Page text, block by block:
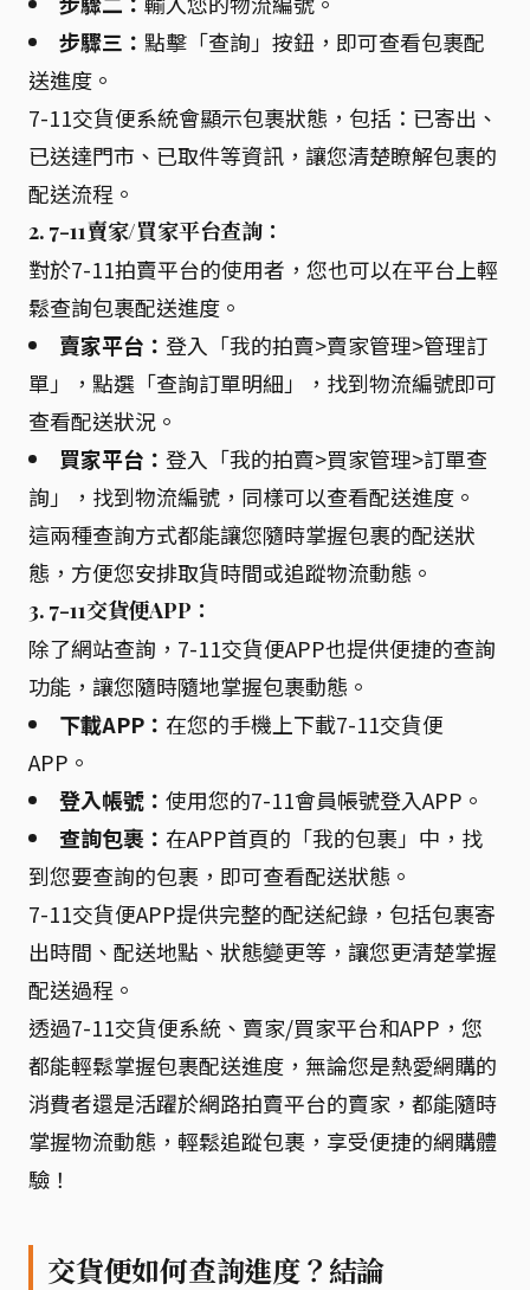
步驟三： 點擊「查詢」按鈕，即可查看包裹配
送進度。
7-11交貨便系統會顯示包裹狀態，包括：已寄出、
已送達門市、已取件等資訊，讓您清楚瞭解包裹的
配送流程。
2. 7-11賣家/買家平台查詢：
對於7-11拍賣平台的使用者，您也可以在平台上輕
鬆查詢包裹配送進度。
賣家平台： 登入「我的拍賣>賣家管理>管理訂
單」，點選「查詢訂單明細」，找到物流編號即可
查看配送狀況。
買家平台： 登入「我的拍賣>買家管理>訂單查
詢」，找到物流編號，同樣可以查看配送進度。
這兩種查詢方式都能讓您隨時掌握包裹的配送狀
態，方便您安排取貨時間或追蹤物流動態。
3. 7-11交貨便APP：
除了網站查詢，7-11交貨便APP也提供便捷的查詢
功能，讓您隨時隨地掌握包裹動態。
下載APP： 在您的手機上下載7-11交貨便
APP。
登入帳號： 使用您的7-11會員帳號登入APP。
查詢包裹： 在APP首頁的「我的包裹」中，找
到您要查詢的包裹，即可查看配送狀態。
7-11交貨便APP提供完整的配送紀錄，包括包裹寄
出時間、配送地點、狀態變更等，讓您更清楚掌握
配送過程。
透過7-11交貨便系統、賣家/買家平台和APP，您
都能輕鬆掌握包裹配送進度，無論您是熱愛網購的
消費者還是活躍於網路拍賣平台的賣家，都能隨時
掌握物流動態，輕鬆追蹤包裹，享受便捷的網購體
驗！
交貨便如何查詢進度？結論